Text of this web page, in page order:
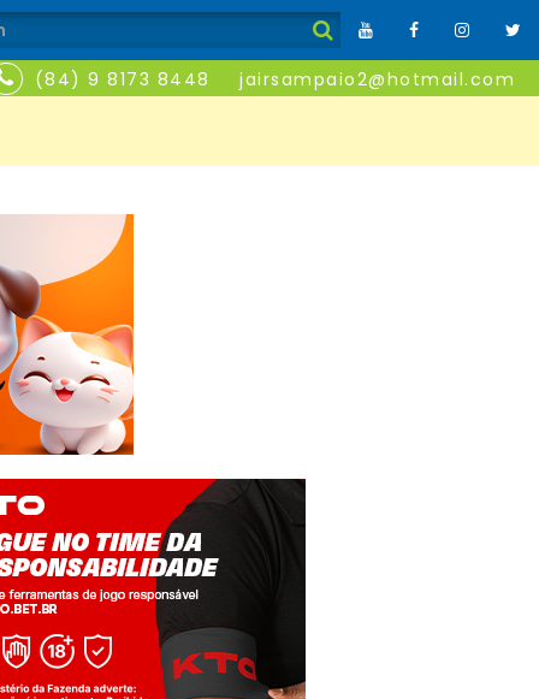
(84) 9 8173 8448 jairsampaio2@hotmail.com